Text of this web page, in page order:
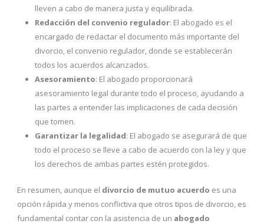
lleven a cabo de manera justa y equilibrada.
Redacción del convenio regulador: El abogado es el
encargado de redactar el documento más importante del
divorcio, el convenio regulador, donde se establecerán
todos los acuerdos alcanzados.
Asesoramiento: El abogado proporcionará
asesoramiento legal durante todo el proceso, ayudando a
las partes a entender las implicaciones de cada decisión
que tomen.
Garantizar la legalidad: El abogado se asegurará de que
todo el proceso se lleve a cabo de acuerdo con la ley y que
los derechos de ambas partes estén protegidos.
En resumen, aunque el divorcio de mutuo acuerdo es una
opción rápida y menos conflictiva que otros tipos de divorcio, es
fundamental contar con la asistencia de un abogado